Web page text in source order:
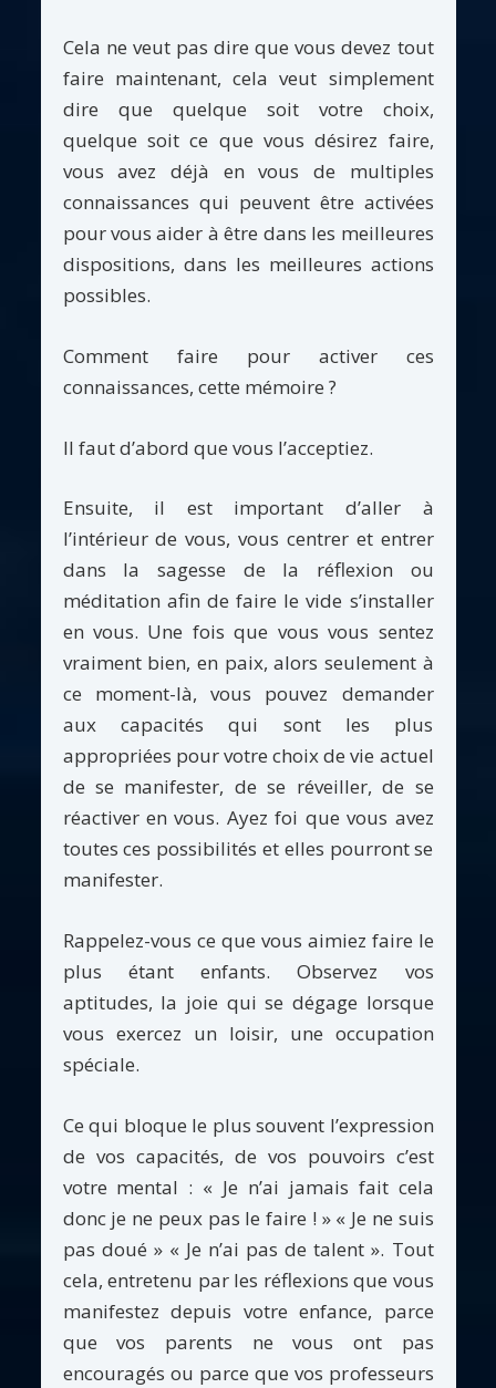
Cela ne veut pas dire que vous devez tout
faire maintenant, cela veut simplement
dire que quelque soit votre choix,
quelque soit ce que vous désirez faire,
vous avez déjà en vous de multiples
connaissances qui peuvent être activées
pour vous aider à être dans les meilleures
dispositions, dans les meilleures actions
possibles.
Comment faire pour activer ces
connaissances, cette mémoire ?
Il faut d’abord que vous l’acceptiez.
Ensuite, il est important d’aller à
l’intérieur de vous, vous centrer et entrer
dans la sagesse de la réflexion ou
méditation afin de faire le vide s’installer
en vous. Une fois que vous vous sentez
vraiment bien, en paix, alors seulement à
ce moment-là, vous pouvez demander
aux capacités qui sont les plus
appropriées pour votre choix de vie actuel
de se manifester, de se réveiller, de se
réactiver en vous. Ayez foi que vous avez
toutes ces possibilités et elles pourront se
manifester.
Rappelez-vous ce que vous aimiez faire le
plus étant enfants. Observez vos
aptitudes, la joie qui se dégage lorsque
vous exercez un loisir, une occupation
spéciale.
Ce qui bloque le plus souvent l’expression
de vos capacités, de vos pouvoirs c’est
votre mental : « Je n’ai jamais fait cela
donc je ne peux pas le faire ! » « Je ne suis
pas doué » « Je n’ai pas de talent ». Tout
cela, entretenu par les réflexions que vous
manifestez depuis votre enfance, parce
que vos parents ne vous ont pas
encouragés ou parce que vos professeurs